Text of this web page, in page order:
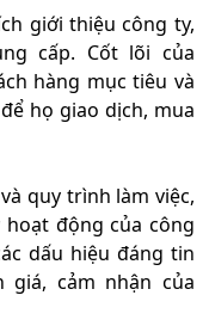
giới thiệu công ty,
cấp. Cốt lõi của
hàng mục tiêu và
họ giao dịch, mua
quy trình làm việc,
động của công
dấu hiệu đáng tin
cảm nhận của